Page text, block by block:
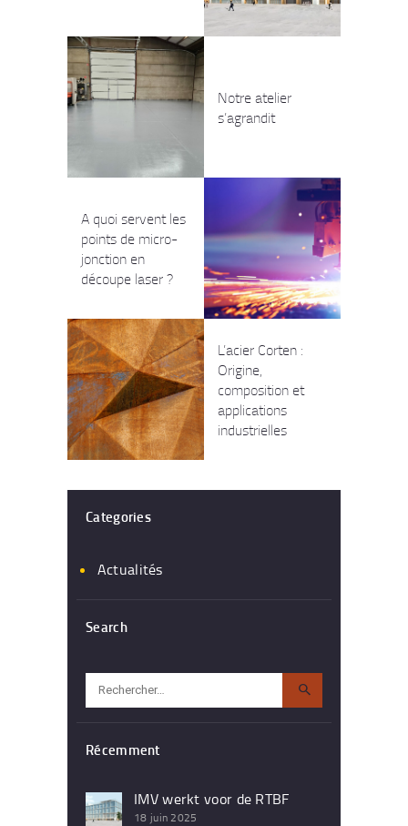
Notre atelier
s’agrandit
A quoi servent les
points de micro-
jonction en
découpe laser ?
L’acier Corten :
Origine,
composition et
applications
industrielles
Categories
Actualités
Search
Rechercher :
Récemment
IMV werkt voor de RTBF
18 juin 2025